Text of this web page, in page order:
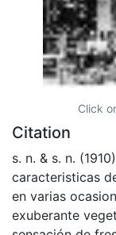
Click
Citation
s. n. & s. n.
caracteristicas
en varias
exuberante